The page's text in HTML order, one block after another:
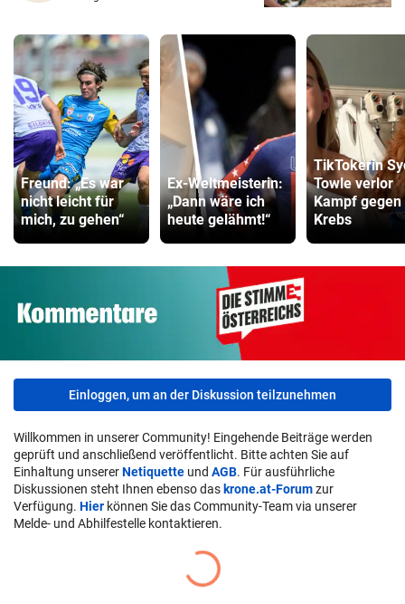
Freund: „Es war
nicht leicht für
mich, zu gehen“
Ex-Weltmeisterin:
„Dann wäre ich
heute gelähmt!“
TikTokerin
Towle verlor
Kampf gegen
Krebs
Einloggen, um an der Diskussion teilzunehmen
Willkommen in unserer Community! Eingehende Beiträge werden
geprüft und anschließend veröffentlicht. Bitte achten Sie auf
Einhaltung unsererNetiquette und AGB. Für ausführliche
Diskussionen steht Ihnen ebenso das krone.at-Forumzur
Verfügung. Hier können Sie das Community-Team via unserer
Melde- und Abhilfestelle kontaktieren.